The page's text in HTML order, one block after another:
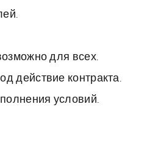
для всех.
действие контракта.
условий.